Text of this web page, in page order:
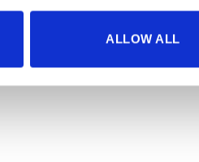
ALLOW ALL
εξαγωγή του ιδρώτα στο